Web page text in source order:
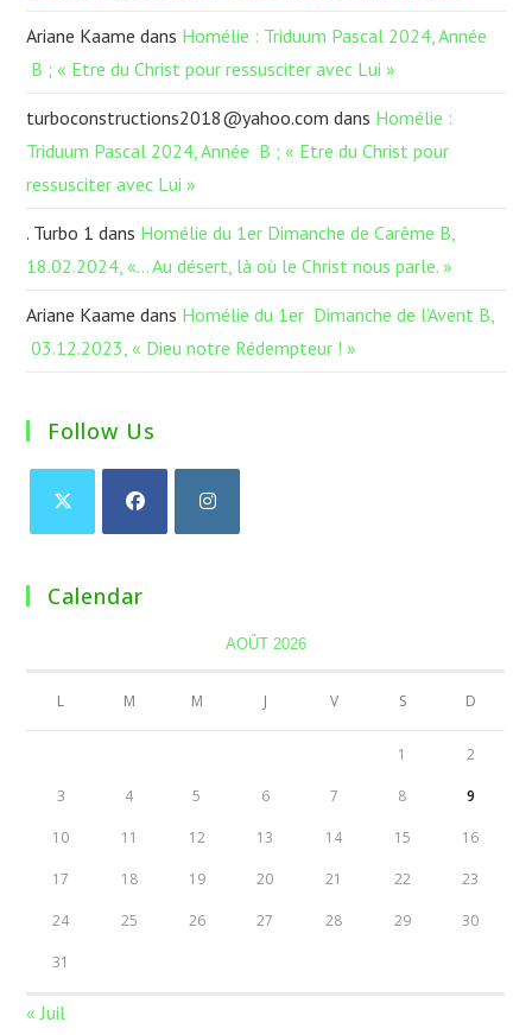
Ariane Kaame dans Homélie : Triduum Pascal 2024, Année
B ; « Etre du Christ pour ressusciter avec Lui »
turboconstructions2018@yahoo.com dans Homélie :
Triduum Pascal 2024, Année B ; « Etre du Christ pour
ressusciter avec Lui »
. Turbo 1 dans Homélie du 1er Dimanche de Carême B,
18.02.2024, «… Au désert, là où le Christ nous parle. »
Ariane Kaame dans Homélie du 1er Dimanche de l’Avent B,
03.12.2023, « Dieu notre Rédempteur ! »
Follow Us
Calendar
AOÛT 2026
L M M J V S D
1 2
3 4 5 6 7 8 9
10 11 12 13 14 15 16
17 18 19 20 21 22 23
24 25 26 27 28 29 30
31
« Juil